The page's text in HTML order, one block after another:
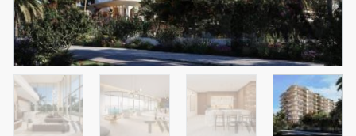
4 المعروض
مفروش/ة جزئيا
حالة
جاهز
اسم الوسيط
MOHAMMED ARSHAD SAIYED
رقم الوسيط
أتصل الأن
5 أشهر +